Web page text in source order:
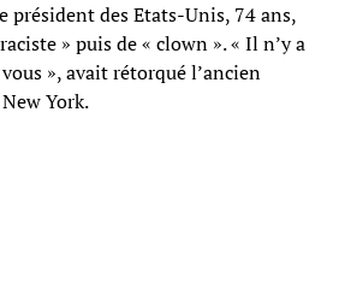
président des Etats-Unis, 74 ans,
» puis de « clown ». « Il n’y a
», avait rétorqué l’ancien
York.